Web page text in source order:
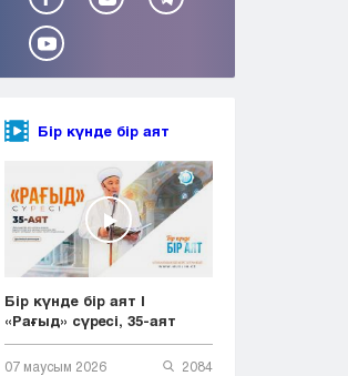
Бір күнде бір аят
Бір күнде бір аят |
«Рағыд» сүресі, 35-аят
07 маусым 2026 2084